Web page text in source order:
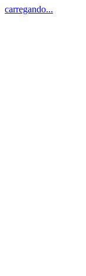
carregando...